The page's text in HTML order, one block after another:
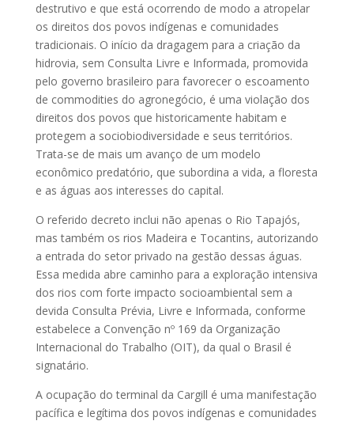
destrutivo e que está ocorrendo de modo a atropelar
os direitos dos povos indígenas e comunidades
tradicionais. O início da dragagem para a criação da
hidrovia, sem Consulta Livre e Informada, promovida
pelo governo brasileiro para favorecer o escoamento
de commodities do agronegócio, é uma violação dos
direitos dos povos que historicamente habitam e
protegem a sociobiodiversidade e seus territórios.
Trata-se de mais um avanço de um modelo
econômico predatório, que subordina a vida, a floresta
e as águas aos interesses do capital.
O referido decreto inclui não apenas o Rio Tapajós,
mas também os rios Madeira e Tocantins, autorizando
a entrada do setor privado na gestão dessas águas.
Essa medida abre caminho para a exploração intensiva
dos rios com forte impacto socioambiental sem a
devida Consulta Prévia, Livre e Informada, conforme
estabelece a Convenção nº 169 da Organização
Internacional do Trabalho (OIT), da qual o Brasil é
signatário.
A ocupação do terminal da Cargill é uma manifestação
pacífica e legítima dos povos indígenas e comunidades